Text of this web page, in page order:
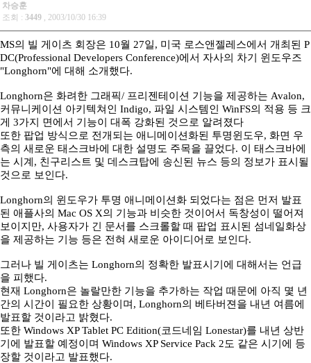
차승훈
조회 : 3449 , 2003/10/30 16:39
MS의 빌 게이츠 회장은 10월 27일, 미국 로스앤젤레스에서 개최된 P
DC(Professional Developers Conference)에서 자사의 차기 윈도우즈
"Longhorn"에 대해 소개했다.
Longhorn은 화려한 그래픽/ 프리젠테이션 기능을 제공하는 Avalon,
커뮤니케이션 아키텍쳐인 Indigo, 파일 시스템인 WinFS의 적용 등 크
게 3가지 면에서 기능이 대폭 강화된 것으로 알려졌다
또한 팝업 방식으로 전개되는 애니메이션화된 투명윈도우, 화면 우
측의 새로운 태스크바에 대한 설명도 주목을 끌었다. 이 태스크바에
는 시계, 친구리스트 및 데스크탑에 송신된 뉴스 등의 정보가 표시될
것으로 보인다.
Longhorn의 윈도우가 투명 애니메이션화 되었다는 점은 먼저 발표
된 애플사의 Mac OS X의 기능과 비슷한 것이어서 독창성이 떨어져
보이지만, 사용자가 긴 문서를 스크롤할 때 팝업 표시된 섬네일화상
을 제공하는 기능 등은 전혀 새로운 아이디어로 보인다.
그러나 빌 게이츠는 Longhorn의 정확한 발표시기에 대해서는 언급
을 피했다.
현재 Longhorn은 놀랄만한 기능을 추가하는 작업 때문에 아직 몇 년
간의 시간이 필요한 상황이며, Longhorn의 베타버젼을 내년 여름에
발표할 것이라고 밝혔다.
또한 Windows XP Tablet PC Edition(코드네임 Lonestar)를 내년 상반
기에 발표할 예정이며 Windows XP Service Pack 2도 같은 시기에 등
장할 것이라고 발표했다.